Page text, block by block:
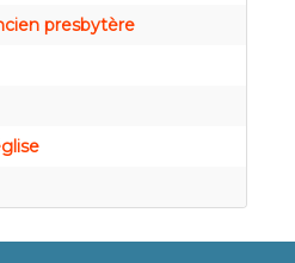
presbytère